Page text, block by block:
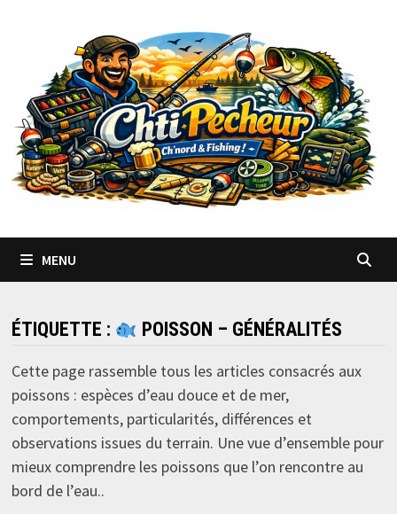
MENU
ÉTIQUETTE : POISSON – GÉNÉRALITÉS
Cette page rassemble tous les articles consacrés aux
poissons : espèces d’eau douce et de mer,
comportements, particularités, différences et
observations issues du terrain. Une vue d’ensemble pour
mieux comprendre les poissons que l’on rencontre au
bord de l’eau..